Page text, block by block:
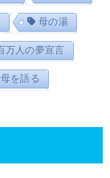
母の湯
万人の夢宣言
を語る